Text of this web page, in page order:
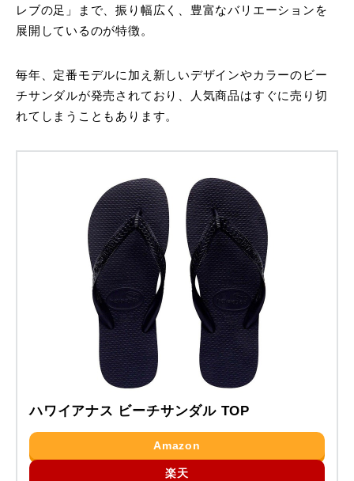
レブの足」まで、振り幅広く、豊富なバリエーションを
展開しているのが特徴。
毎年、定番モデルに加え新しいデザインやカラーのビー
チサンダルが発売されており、人気商品はすぐに売り切
れてしまうこともあります。
ハワイアナス ビーチサンダル TOP
Amazon
楽天